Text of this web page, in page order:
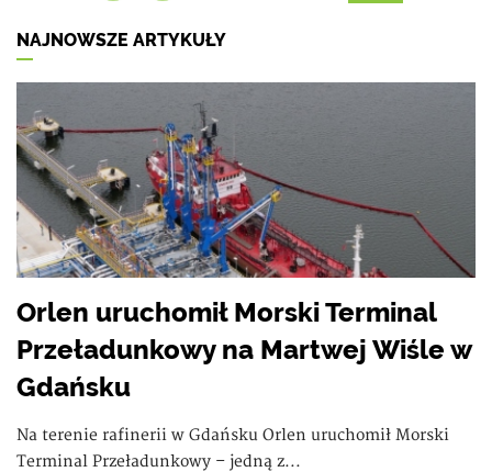
NAJNOWSZE ARTYKUŁY
Orlen uruchomił Morski Terminal
Przeładunkowy na Martwej Wiśle w
Gdańsku
Na terenie rafinerii w Gdańsku Orlen uruchomił Morski
Terminal Przeładunkowy – jedną z...